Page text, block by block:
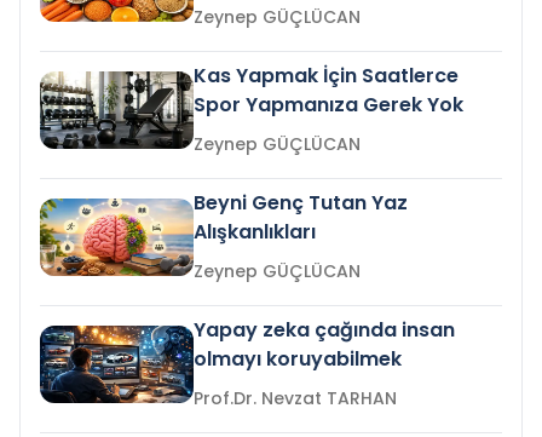
Zeynep GÜÇLÜCAN
Kas Yapmak İçin Saatlerce
Spor Yapmanıza Gerek Yok
Zeynep GÜÇLÜCAN
Beyni Genç Tutan Yaz
Alışkanlıkları
Zeynep GÜÇLÜCAN
Yapay zeka çağında insan
olmayı koruyabilmek
Prof.Dr. Nevzat TARHAN